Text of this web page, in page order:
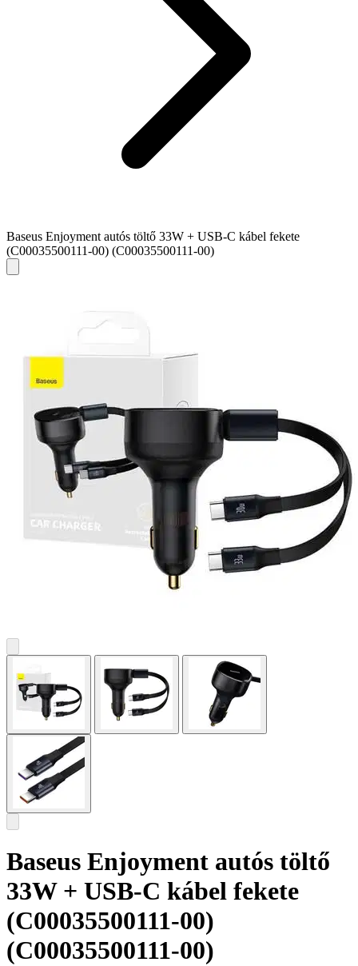
Baseus Enjoyment autós töltő 33W + USB-C kábel fekete
(C00035500111-00) (C00035500111-00)
Baseus Enjoyment autós töltő
33W + USB-C kábel fekete
(C00035500111-00)
(C00035500111-00)